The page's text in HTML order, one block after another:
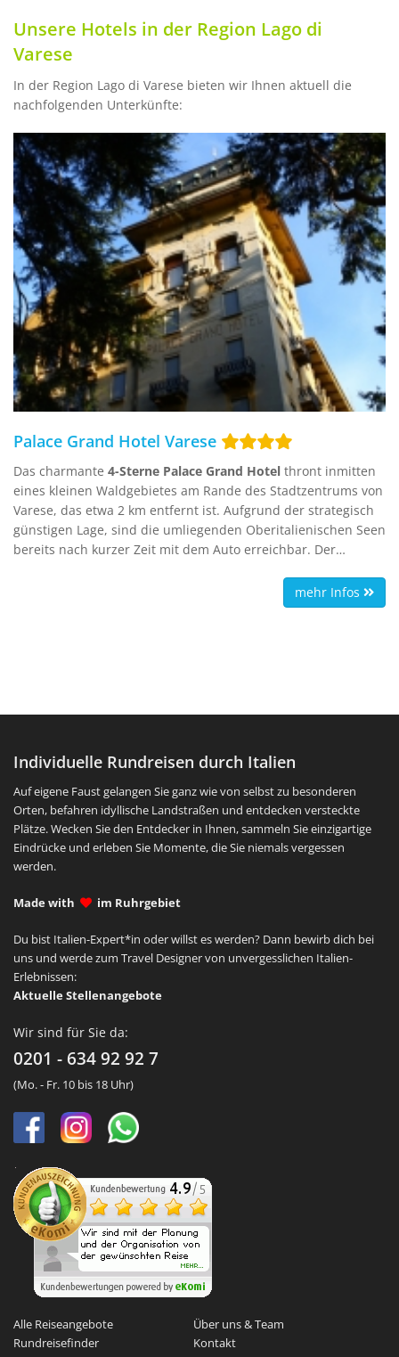
Unsere Hotels in der Region Lago di
Varese
In der Region Lago di Varese bieten wir Ihnen aktuell die
nachfolgenden Unterkünfte:
Palace Grand Hotel Varese
Das charmante 4-Sterne Palace Grand Hotel thront inmitten
eines kleinen Waldgebietes am Rande des Stadtzentrums von
Varese, das etwa 2 km entfernt ist. Aufgrund der strategisch
günstigen Lage, sind die umliegenden Oberitalienischen Seen
bereits nach kurzer Zeit mit dem Auto erreichbar. Der
der Lago Maggiore ca. 20 km und der Comer See ca. 65 km
mehr Infos
Individuelle Rundreisen durch Italien
Auf eigene Faust gelangen Sie ganz wie von selbst zu besonderen
Orten, befahren idyllische Landstraßen und entdecken versteckte
Plätze. Wecken Sie den Entdecker in Ihnen, sammeln Sie einzigartige
Eindrücke und erleben Sie Momente, die Sie niemals vergessen
werden.
Made with im Ruhrgebiet
Du bist Italien-Expert*in oder willst es werden? Dann bewirb dich bei
uns und werde zum Travel Designer von unvergesslichen Italien-
Erlebnissen:
Aktuelle Stellenangebote
Wir sind für Sie da:
0201 - 634 92 92 7
(Mo. - Fr. 10 bis 18 Uhr)
Alle Reiseangebote
Rundreisefinder
Über uns & Team
Kontakt